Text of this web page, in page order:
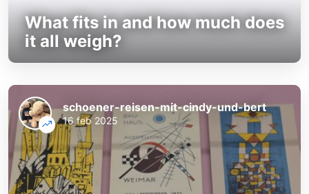
What fits in and how much does
it all weigh?
schoener-reisen-mit-cindy-und-bert
16 feb 2025